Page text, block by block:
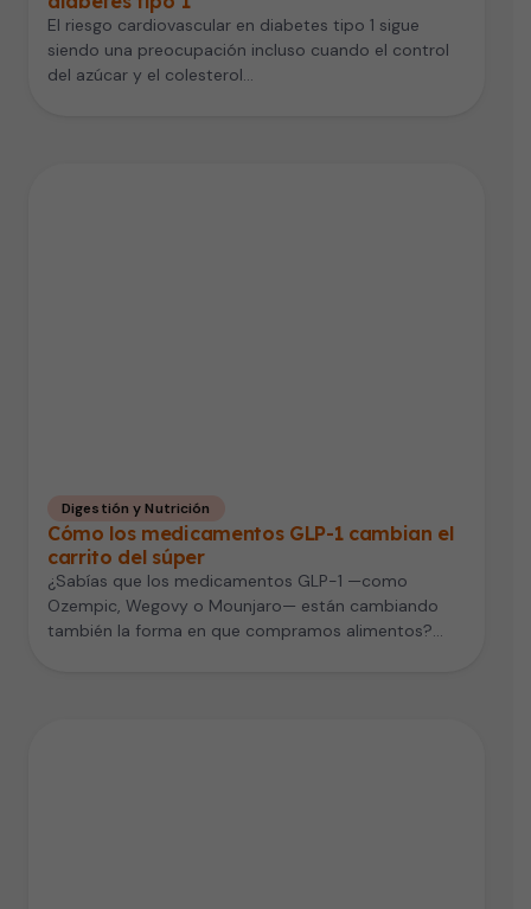
El riesgo cardiovascular en diabetes tipo 1 sigue
siendo una preocupación incluso cuando el control
del azúcar y el colesterol…
Digestión y Nutrición
Cómo los medicamentos GLP-1 cambian el
carrito del súper
¿Sabías que los medicamentos GLP-1 —como
Ozempic, Wegovy o Mounjaro— están cambiando
también la forma en que compramos alimentos?